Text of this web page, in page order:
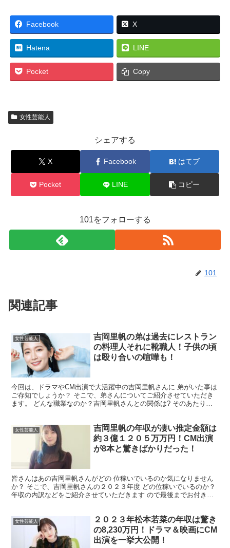
Facebook X
Hatena LINE
Pocket Copy
女性芸能人
シェアする
X Facebook はてブ
Pocket LINE コピー
101をフォローする
101
関連記事
女性芸能人
吉岡里帆の弟は過去にレストラン
の料理人それに靴職人！子供の頃
は殴り合いの喧嘩も！
今回は、ドラマやCM出演で大活躍中の吉岡里帆さんに 弟がいた事は
ご存知でしょうか？ そこで、弟さんについてご紹介させていただき
ます。 どんな職業なのか？吉岡里帆さんとの関係は? そのあたりを
女性芸能人
吉岡里帆の年収が凄い推定金額は
約３億１２０５万万円！CM出演
が8本と驚きばかりだった！
皆さんはあの吉岡里帆さんがどの 位稼いでいるのか気になりません
か？ そこで、吉岡里帆さんの２０２３年度 どの位稼いでいるのか？
年収の内訳などをご紹介させていただきます ので最後までお付き合
女性芸能人
２０２３年松本若菜の年収は驚き
の8,230万円！ドラマ＆映画にCM
出演を一挙大公開！